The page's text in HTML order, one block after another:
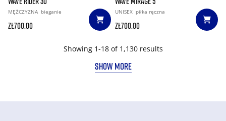
MĘŻCZYZNA bieganie
zł700.00
UNISEX piłka ręczna
zł700.00
Showing 1-18 of 1,130 results
SHOW MORE